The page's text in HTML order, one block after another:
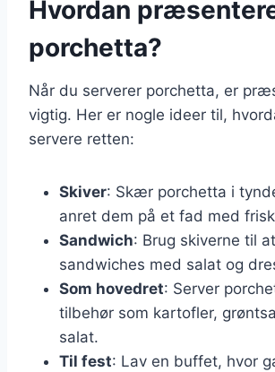
Hvordan
porchetta?
Når du serverer porchetta, er
vigtig. Her er nogle ideer til,
servere retten:
Skiver: Skær porchetta i
anret dem på et fad med
Sandwich: Brug skiverne til
sandwiches med salat og
Som hovedret: Server
tilbehør som kartofler,
salat.
Til fest: Lav en buffet, hvor